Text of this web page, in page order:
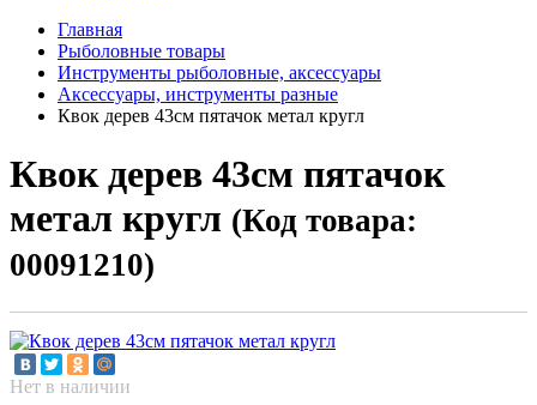
Главная
Рыболовные товары
Инструменты рыболовные, аксессуары
Аксессуары, инструменты разные
Квок дерев 43см пятачок метал кругл
Квок дерев 43см пятачок
метал кругл (Код товара:
00091210)
Нет в наличии